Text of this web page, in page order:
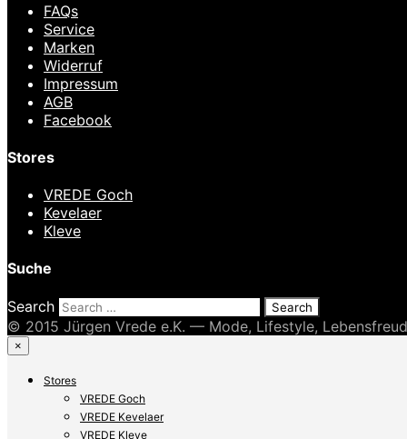
FAQs
Service
Marken
Widerruf
Impressum
AGB
Facebook
Stores
VREDE Goch
Kevelaer
Kleve
Suche
Search
© 2015 Jürgen Vrede e.K. — Mode, Lifestyle,
×
Stores
VREDE Goch
VREDE Kevelaer
VREDE Kleve